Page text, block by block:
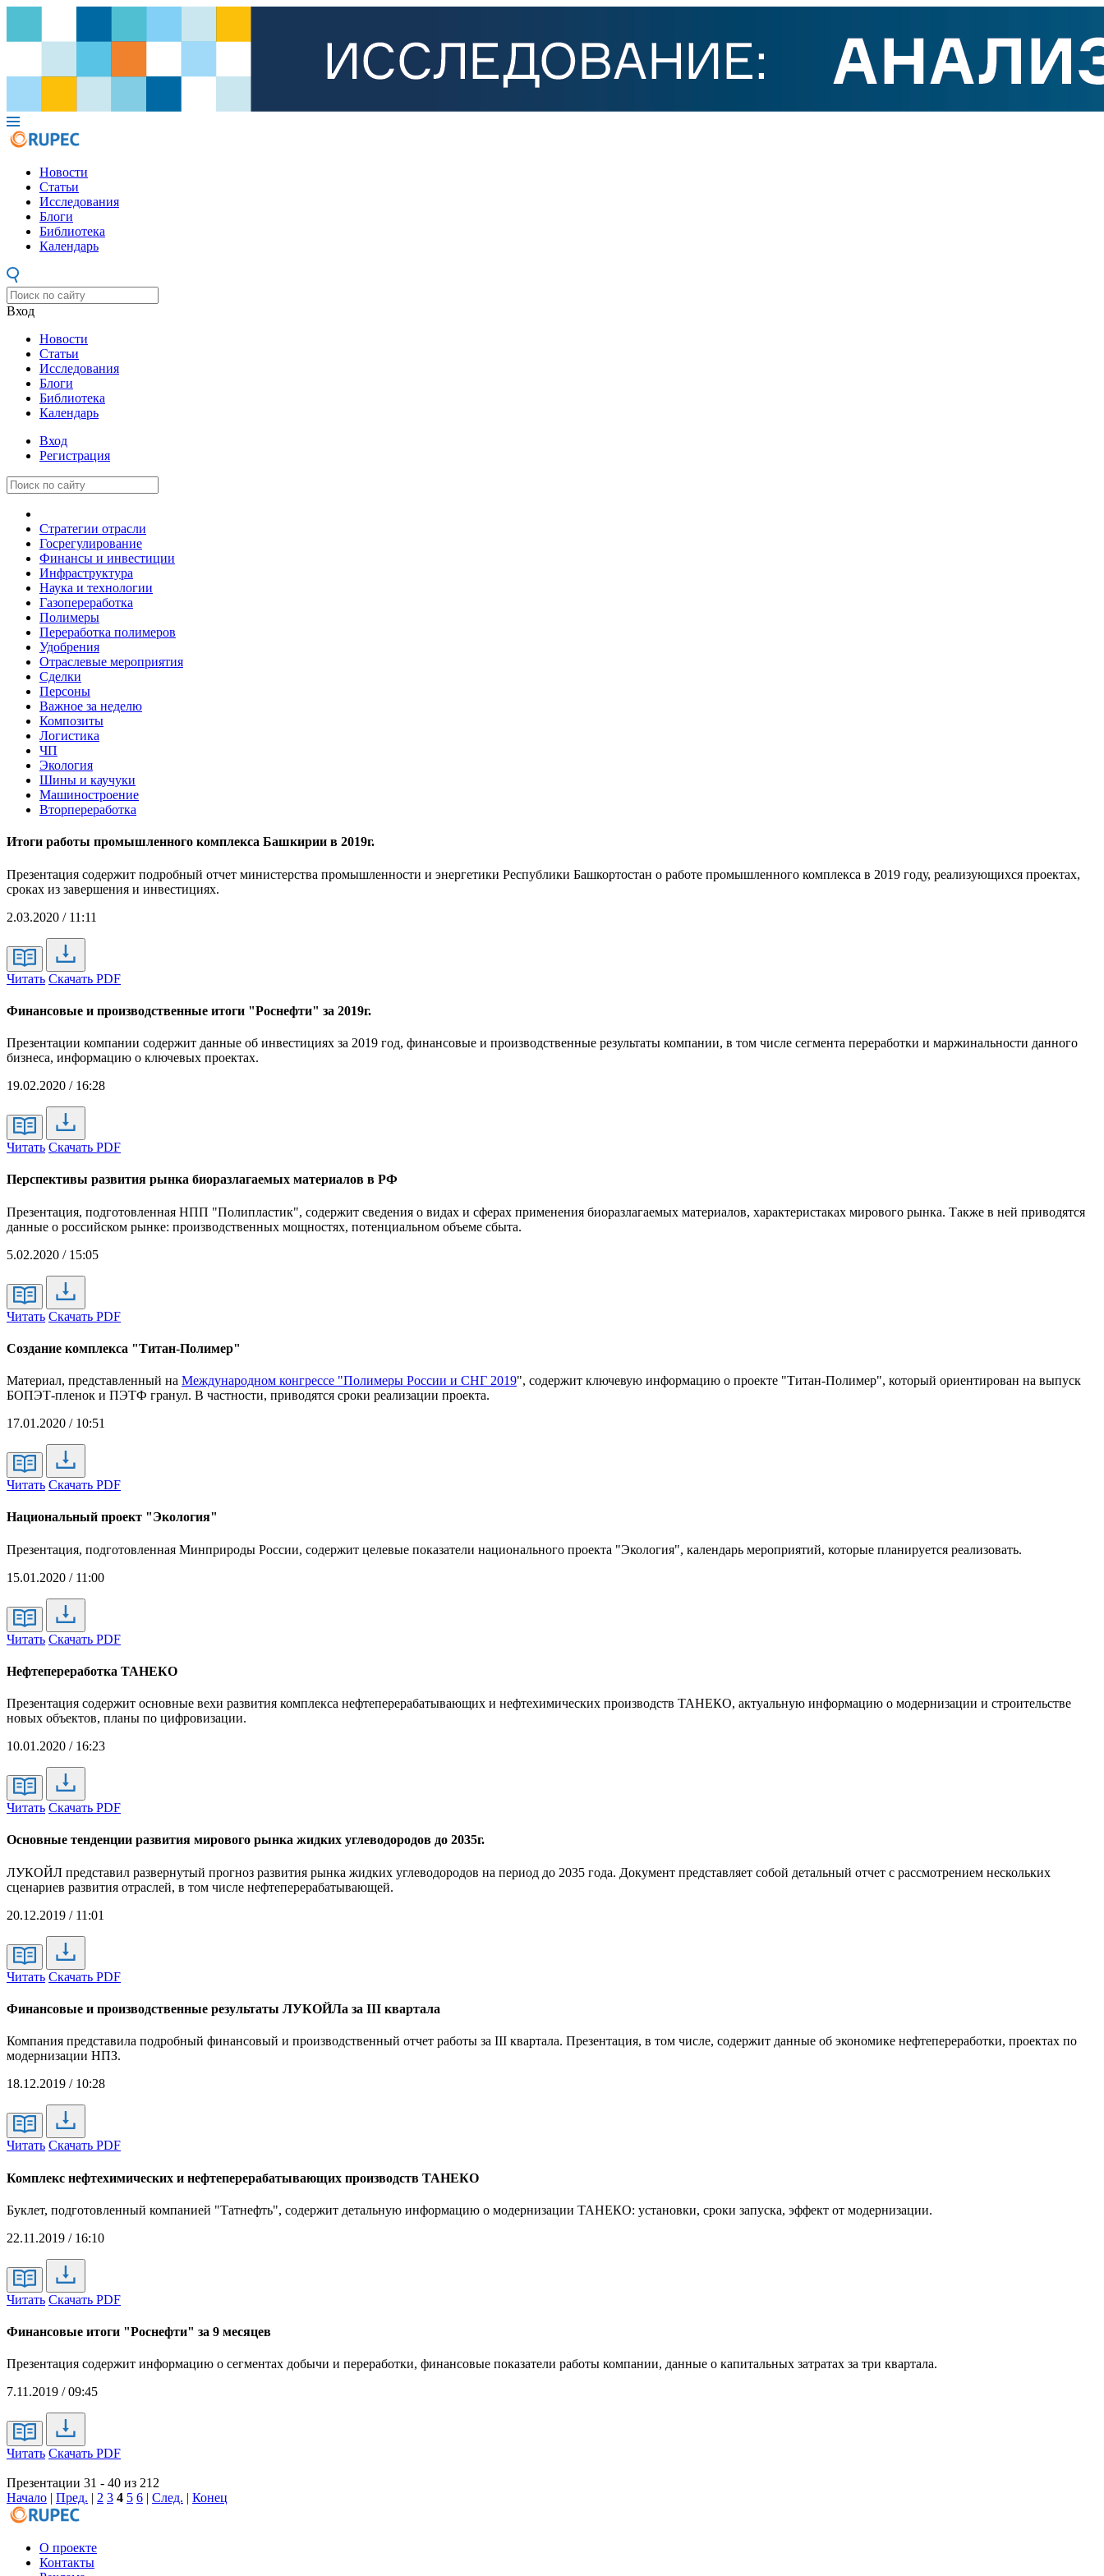
Новости
Статьи
Исследования
Блоги
Библиотека
Календарь
Вход
Новости
Статьи
Исследования
Блоги
Библиотека
Календарь
Вход
Регистрация
Стратегии отрасли
Госрегулирование
Финансы и инвестиции
Инфраструктура
Наука и технологии
Газопереработка
Полимеры
Переработка полимеров
Удобрения
Отраслевые мероприятия
Сделки
Персоны
Важное за неделю
Композиты
Логистика
ЧП
Экология
Шины и каучуки
Машиностроение
Вторпереработка
Итоги работы промышленного комплекса Башкирии в 2019г.
Презентация содержит подробный отчет министерства промышленности и энергетики Республики Башкортостан о работе промышленного комплекса в 2019 году, реализующихся проектах,
сроках из завершения и инвестициях.
2.03.2020 / 11:11
Читать Скачать PDF
Финансовые и производственные итоги "Роснефти" за 2019г.
Презентации компании содержит данные об инвестициях за 2019 год, финансовые и производственные результаты компании, в том числе сегмента переработки и маржинальности данного
бизнеса, информацию о ключевых проектах.
19.02.2020 / 16:28
Читать Скачать PDF
Перспективы развития рынка биоразлагаемых материалов в РФ
Презентация, подготовленная НПП "Полипластик", содержит сведения о видах и сферах применения биоразлагаемых материалов, характеристаках мирового рынка. Также в ней приводятся
данные о российском рынке: производственных мощностях, потенциальном объеме сбыта.
5.02.2020 / 15:05
Читать Скачать PDF
Создание комплекса "Титан-Полимер"
Материал, представленный на Международном конгрессе "Полимеры России и СНГ 2019", содержит ключевую информацию о проекте "Титан-Полимер", который ориентирован на выпуск
БОПЭТ-пленок и ПЭТФ гранул. В частности, приводятся сроки реализации проекта.
17.01.2020 / 10:51
Читать Скачать PDF
Национальный проект "Экология"
Презентация, подготовленная Минприроды России, содержит целевые показатели национального проекта "Экология", календарь мероприятий, которые планируется реализовать.
15.01.2020 / 11:00
Читать Скачать PDF
Нефтепереработка ТАНЕКО
Презентация содержит основные вехи развития комплекса нефтеперерабатывающих и нефтехимических производств ТАНЕКО, актуальную информацию о модернизации и строительстве
новых объектов, планы по цифровизации.
10.01.2020 / 16:23
Читать Скачать PDF
Основные тенденции развития мирового рынка жидких углеводородов до 2035г.
ЛУКОЙЛ представил развернутый прогноз развития рынка жидких углеводородов на период до 2035 года. Документ представляет собой детальный отчет с рассмотрением нескольких
сценариев развития отраслей, в том числе нефтеперерабатывающей.
20.12.2019 / 11:01
Читать Скачать PDF
Финансовые и производственные результаты ЛУКОЙЛа за III квартала
Компания представила подробный финансовый и производственный отчет работы за III квартала. Презентация, в том числе, содержит данные об экономике нефтепереработки, проектах по
модернизации НПЗ.
18.12.2019 / 10:28
Читать Скачать PDF
Комплекс нефтехимических и нефтеперерабатывающих производств ТАНЕКО
Буклет, подготовленный компанией "Татнефть", содержит детальную информацию о модернизации ТАНЕКО: установки, сроки запуска, эффект от модернизации.
22.11.2019 / 16:10
Читать Скачать PDF
Финансовые итоги "Роснефти" за 9 месяцев
Презентация содержит информацию о сегментах добычи и переработки, финансовые показатели работы компании, данные о капитальных затратах за три квартала.
7.11.2019 / 09:45
Читать Скачать PDF
Презентации 31 - 40 из 212
Начало | Пред. | 2 3 4 5 6 | След. | Конец
О проекте
Контакты